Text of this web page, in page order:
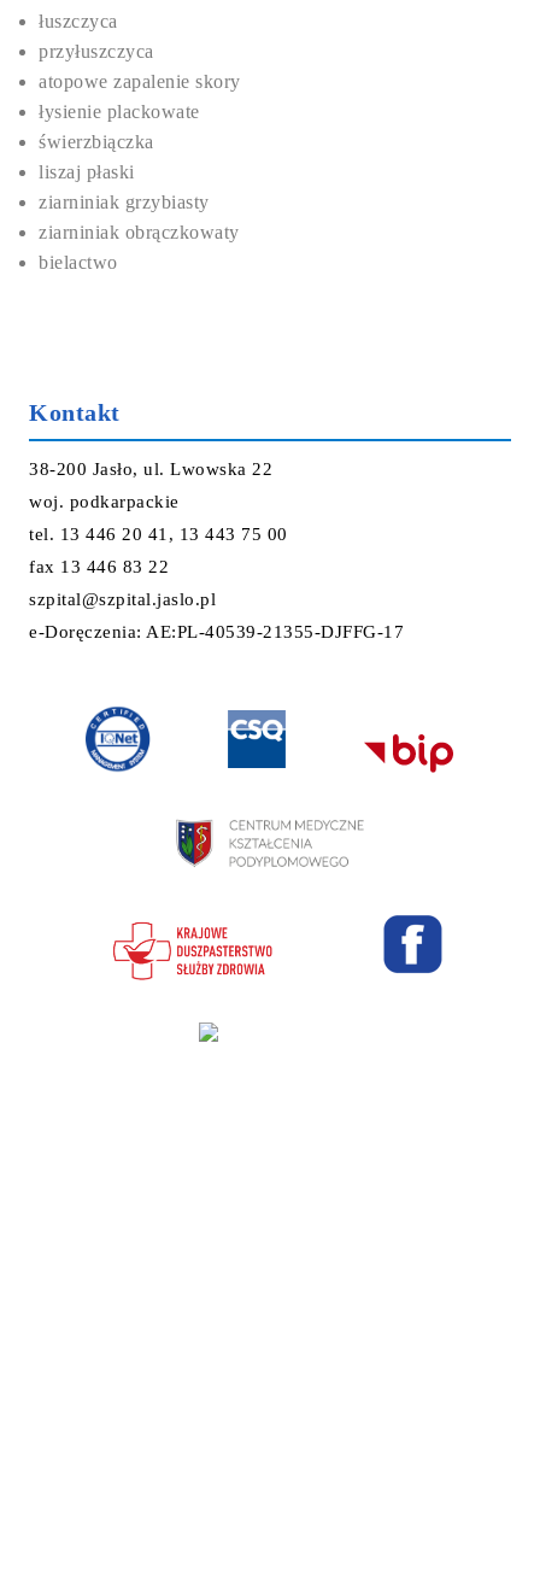
łuszczyca
przyłuszczyca
atopowe zapalenie skory
łysienie plackowate
świerzbiączka
liszaj płaski
ziarniniak grzybiasty
ziarniniak obrączkowaty
bielactwo
Kontakt
38-200 Jasło, ul. Lwowska 22
woj. podkarpackie
tel. 13 446 20 41, 13 443 75 00
fax 13 446 83 22
szpital@szpital.jaslo.pl
e-Doręczenia: AE:PL-40539-21355-DJFFG-17
Projekt i wykonanie